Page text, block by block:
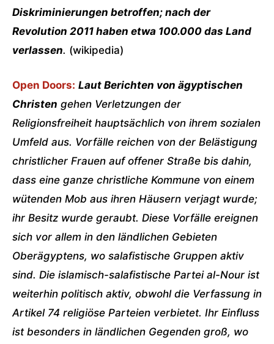
Diskriminierungen betroffen; nach der
Revolution 2011 haben etwa 100.000 das Land
verlassen. (wikipedia)
Open Doors: Laut Berichten von ägyptischen
Christen gehen Verletzungen der
Religionsfreiheit hauptsächlich von ihrem sozialen
Umfeld aus. Vorfälle reichen von der Belästigung
christlicher Frauen auf offener Straße bis dahin,
dass eine ganze christliche Kommune von einem
wütenden Mob aus ihren Häusern verjagt wurde;
ihr Besitz wurde geraubt. Diese Vorfälle ereignen
sich vor allem in den ländlichen Gebieten
Oberägyptens, wo salafistische Gruppen aktiv
sind. Die islamisch-salafistische Partei al-Nour ist
weiterhin politisch aktiv, obwohl die Verfassung in
Artikel 74 religiöse Parteien verbietet. Ihr Einfluss
ist besonders in ländlichen Gegenden groß, wo